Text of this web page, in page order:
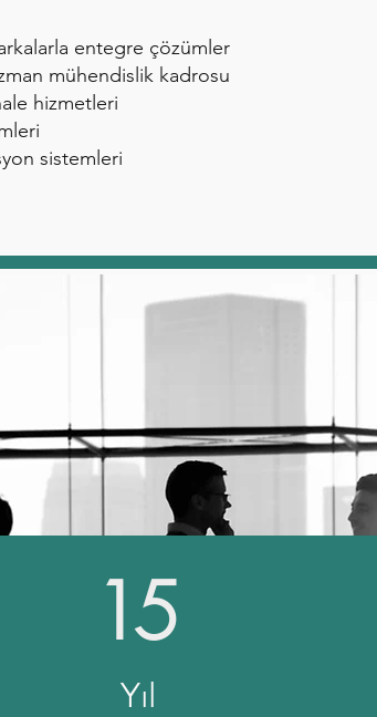
entegre çözümler
mühendislik kadrosu
hizmetleri
sistemleri
15
Yıl